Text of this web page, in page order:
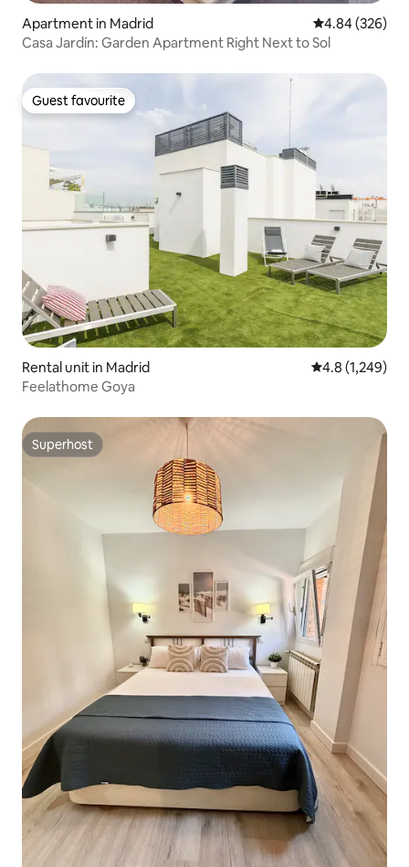
Apartment in Madrid 4.84 out of 5
4.84 (326)
Casa Jardín: Garden Apartment Right Next to Sol
Guest favourite
Guest favourite
Rental unit in Madrid 4.8 out of 5
4.8 (1,249)
Feelathome Goya
Superhost
Superhost